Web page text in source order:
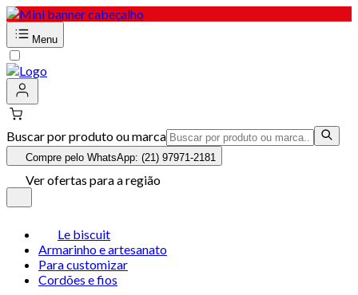
Menu
Buscar por produto ou marca
Compre pelo WhatsApp: (21) 97971-2181
Ver ofertas para a região
Le biscuit
Armarinho e artesanato
Para customizar
Cordões e fios